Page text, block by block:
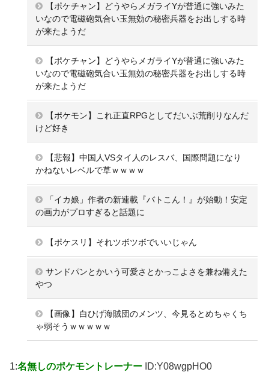
【ポケチャン】どうやらメガライYが普通に強いみた
いなので電磁砲気合い玉無効の秘密兵器をお出しする時
が来たようだ
【ポケチャン】どうやらメガライYが普通に強いみた
いなので電磁砲気合い玉無効の秘密兵器をお出しする時
が来たようだ
【ポケモン】これ正直RPGとしてだいぶ荒削りなんだ
けど好き
【悲報】中国人VSタイ人のレスバ、国際問題になり
かねないレベルで草ｗｗｗｗ
「イカ娘」作者の新連載『バトこん！』が始動！安定
の画力がプロすぎると話題に
【ポケスリ】それツボツボでいいじゃん
サンドパンとかいう可愛さとかっこよさを兼ね備えた
やつ
【画像】白ひげ海賊団のメンツ、今見るとめちゃくち
ゃ弱そうｗｗｗｗｗ
1:名無しのポケモントレーナー ID:Y08wgpHO0